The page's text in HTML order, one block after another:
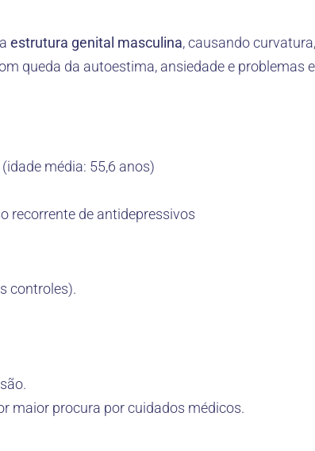
estrutura genital masculina, causando
queda da autoestima, ansiedade e problemas
média: 55,6 anos)
recorrente de antidepressivos
controles).
maior procura por cuidados médicos.